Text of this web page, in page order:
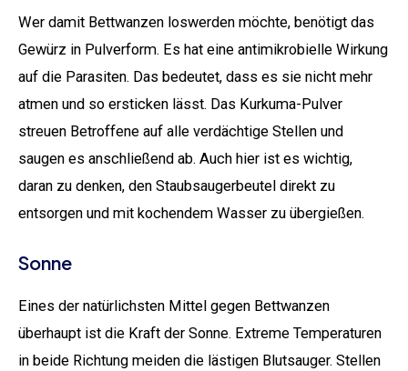
Wer damit Bettwanzen loswerden möchte, benötigt das
Gewürz in Pulverform. Es hat eine antimikrobielle Wirkung
auf die Parasiten. Das bedeutet, dass es sie nicht mehr
atmen und so ersticken lässt. Das Kurkuma-Pulver
streuen Betroffene auf alle verdächtige Stellen und
saugen es anschließend ab. Auch hier ist es wichtig,
daran zu denken, den Staubsaugerbeutel direkt zu
entsorgen und mit kochendem Wasser zu übergießen.
Sonne
Eines der natürlichsten Mittel gegen Bettwanzen
überhaupt ist die Kraft der Sonne. Extreme Temperaturen
in beide Richtung meiden die lästigen Blutsauger. Stellen